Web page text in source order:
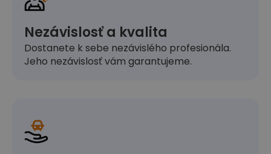
Nezávislosť a kvalita
Dostanete k sebe nezávislého profesionála.
Jeho nezávislosť vám garantujeme.